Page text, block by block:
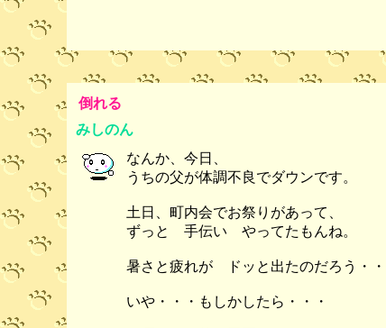
倒れる
みしのん
なんか、今日、
うちの父が体調不良でダウンです。
土日、町内会でお祭りがあって、
ずっと 手伝い やってたもんね。
暑さと疲れが ドッと出たのだろう・・
いや・・・もしかしたら・・・